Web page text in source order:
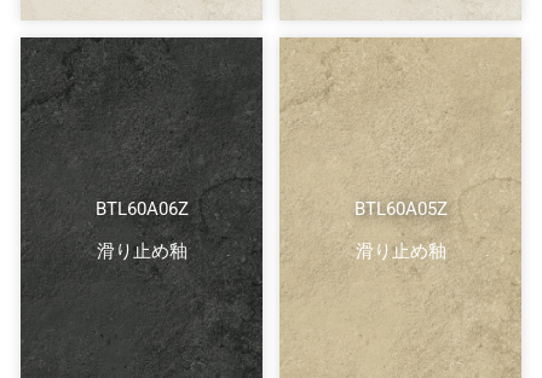
BTL60A06Z
滑り止め釉
BTL60A05Z
滑り止め釉